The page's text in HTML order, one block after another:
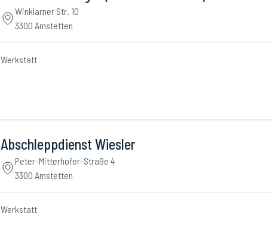
Winklarner Str. 10
3300 Amstetten
Werkstatt
Abschleppdienst Wiesler
Peter-Mitterhofer-Straße 4
3300 Amstetten
Werkstatt